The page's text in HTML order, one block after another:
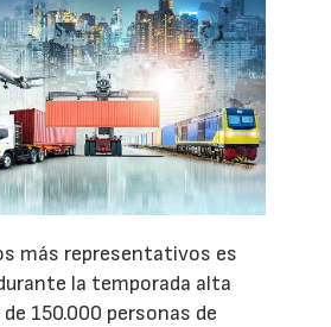
más representativos es
la temporada alta
150.000 personas de